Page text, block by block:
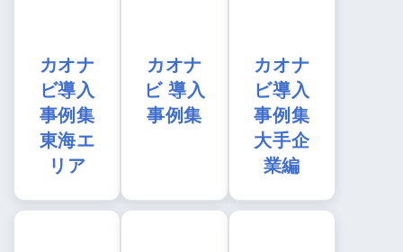
カオナ
ビ導入
事例集
東海エ
リア
カオナ
ビ 導入
事例集
カオナ
ビ導入
事例集
大手企
業編